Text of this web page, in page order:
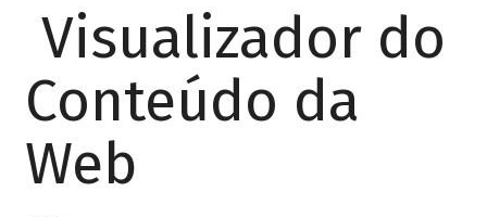
Visualizador do
Conteúdo da
Web